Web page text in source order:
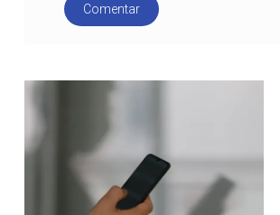
Comentar